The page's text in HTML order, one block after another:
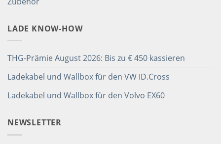
LADE KNOW-HOW
THG-Prämie August 2026: Bis zu € 450 kassieren
Ladekabel und Wallbox für den VW ID.Cross
Ladekabel und Wallbox für den Volvo EX60
NEWSLETTER